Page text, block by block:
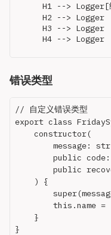
H1 --> Logger[
    H2 --> Logger
    H3 --> Logger
    H4 --> Logger
错误类型
// 自定义错误类型
export class
    constructor(
message:
public
public
    ) {
this.name =
    }
}